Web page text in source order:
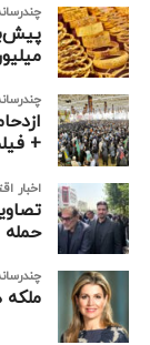
+
اخبار
حمله
ملکه